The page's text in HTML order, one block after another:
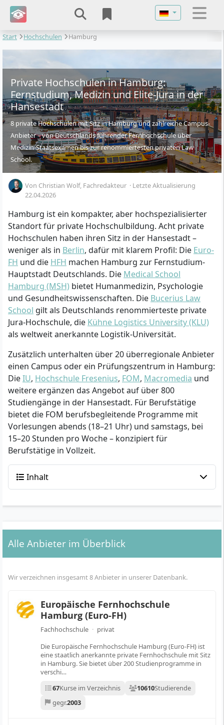
Sprache
Start Hochschulen Hamburg
Private Hochschulen in Hamburg:
Fernstudium, Medizin und Elite-Jura in der
Hansestadt
8 private Hochschulen mit Sitz in Hamburg und zahlreiche Campus-
Anbieter – von Deutschlands führender Fernhochschule über
Medizin-Staatsexamen bis zur renommiertesten privaten Law
School.
Von Christian Wolf, Fachredakteur · Letzte Aktualisierung
22.04.2026
Hamburg ist ein kompakter, aber hochspezialisierter
Standort für private Hochschulbildung. Acht private
Hochschulen haben ihren Sitz in der Hansestadt –
weniger als in Berlin, dafür mit klarem Profil: Die Euro-
FH und die HFH machen Hamburg zur Fernstudium-
Hauptstadt Deutschlands. Die Medical School
Hamburg (MSH) bietet Humanmedizin, Psychologie
und Gesundheitswissenschaften. Die Bucerius Law
School gilt als Deutschlands renommierteste private
Jura-Hochschule, die Kühne Logistics University (KLU)
als weltweit anerkannte Logistik-Universität.
Zusätzlich unterhalten über 20 überregionale Anbieter
einen Campus oder ein Prüfungszentrum in Hamburg:
DieIU, Hochschule Fresenius, FOM, Macromedia und
weitere ergänzen das Angebot auf über 800
Studiengänge in der Hansestadt. Für Berufstätige
bietet die FOM berufsbegleitende Programme mit
Vorlesungen abends (18–21 Uhr) und samstags, bei
15–20 Stunden pro Woche – konzipiert für
Berufstätige in Vollzeit.
Inhalt
Alle Anbieter im Überblick
Wir verzeichnen insgesamt 8 Anbieter in unserer Datenbank.
Europäische Fernhochschule
Hamburg (Euro-FH)
Fachhochschule · privat
Die Europäische Fernhochschule Hamburg (Euro-FH) ist
eine staatlich anerkannte private Fernhochschule mit Sitz
in Hamburg. Sie bietet über 200 Studienprogramme in
verschi…
67Kurse im Verzeichnis 10610Studierende
gegr.2003